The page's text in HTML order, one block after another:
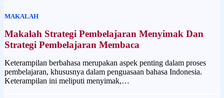
MAKALAH
Makalah Strategi Pembelajaran Menyimak Dan
Strategi Pembelajaran Membaca
Keterampilan berbahasa merupakan aspek penting dalam proses
pembelajaran, khususnya dalam penguasaan bahasa Indonesia.
Keterampilan ini meliputi menyimak,…